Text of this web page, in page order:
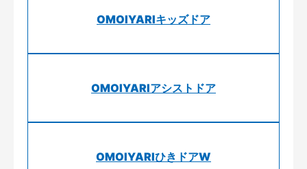
OMOIYARIキッズドア
OMOIYARIアシストドア
OMOIYARIひきドアW